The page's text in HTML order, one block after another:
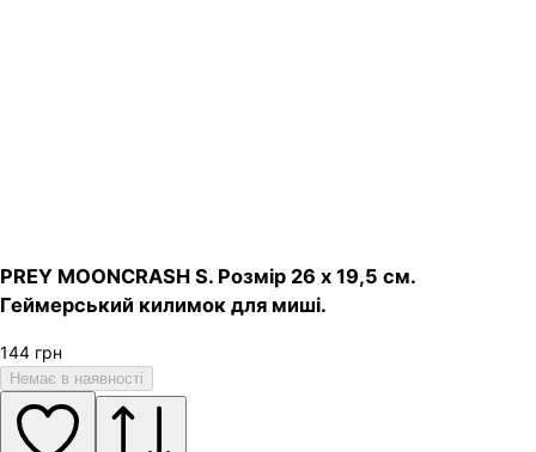
PREY MOONCRASH S. Розмір 26 х 19,5 см.
Геймерський килимок для миші.
144 грн
Немає в наявності